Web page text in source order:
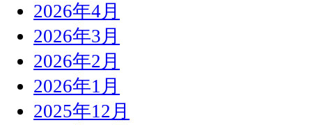
2026年4月
2026年3月
2026年2月
2026年1月
2025年12月